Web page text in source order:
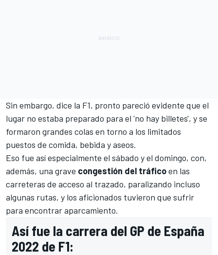
Sin embargo, dice la F1, pronto pareció evidente que el
lugar no estaba preparado para el 'no hay billetes', y se
formaron grandes colas en torno a los limitados
puestos de comida, bebida y aseos.
Eso fue así especialmente el sábado y el domingo, con,
además, una grave congestión del tráficoen las
carreteras de acceso al trazado, paralizando incluso
algunas rutas, y los aficionados tuvieron que sufrir
para encontrar aparcamiento.
Así fue la carrera del GP de España
2022 de F1: